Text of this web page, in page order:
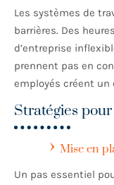
Les systèmes de
barrières. Des
d’entreprise
prennent pas en
employés créent
Stratégies
Mise en
Un pas essentiel